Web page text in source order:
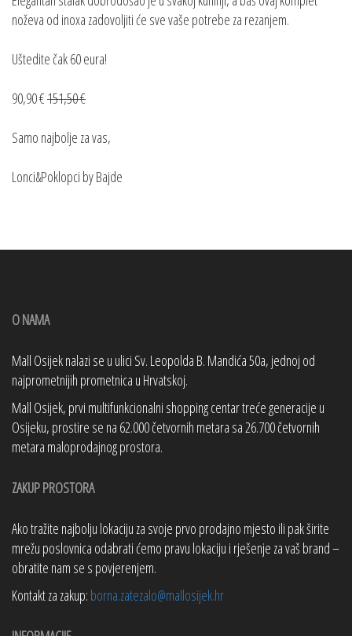
noževa od inoxa zadovoljiti će sve vaše potrebe za rezanjem.
Uštedite čak 60 eura!
90,90 €151,50 €
Samo najbolje za vas,
Lonci&Poklopci by Bajde
O NAMA
Mall Osijek nalazi se u ulici Sv. Leopolda B. Mandića 50a, jednoj od
najprometnijih prometnica u Hrvatskoj.
Mall Osijek, prvi multifunkcionalni shopping centar treće generacije u
Osijeku, prostire se na 62.000 četvornih metara sa 26.700 četvornih
metara maloprodajnog prostora.
ZAKUP PROSTORA
Ako tražite najbolju lokaciju za svoje prvo prodajno mjesto ili pak širite
mrežu poslovnica odabrati ćemo pravu lokaciju i rješenje za vaš brand –
obratite nam se s povjerenjem.
Kontakt za zakup: borna.zatezalo@mallosijek.hr